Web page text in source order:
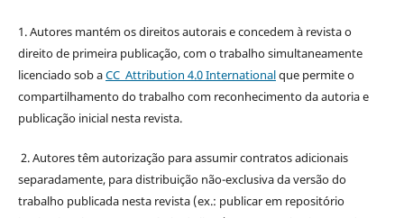
1. Autores mantém os direitos autorais e concedem à revista o
direito de primeira publicação, com o trabalho simultaneamente
licenciado sob aCC Attribution 4.0 Internationalque permite o
compartilhamento do trabalho com reconhecimento da autoria e
publicação inicial nesta revista.
2. Autores têm autorização para assumir contratos adicionais
separadamente, para distribuição não-exclusiva da versão do
trabalho publicada nesta revista (ex.: publicar em repositório